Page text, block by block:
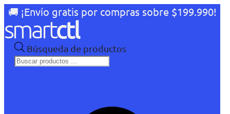
🚚 ¡Envío gratis por compras sobre $199.990!
Búsqueda de productos